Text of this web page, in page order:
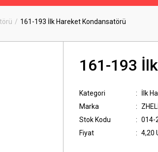
161-193 İlk Hareket Kondansatörü
161-193
Kategori
İlk
Marka
Stok Kodu
014-
Fiyat
4,20